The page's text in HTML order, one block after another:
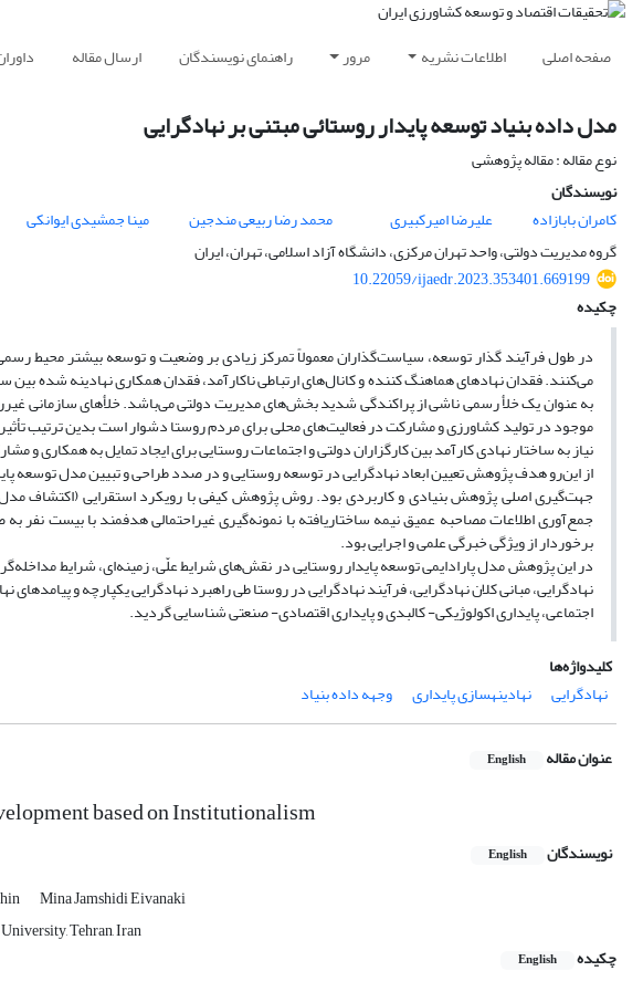
صفحه اصلی اطلاعات نشریه مرور راهنمای نویسندگان ارسال مقاله
مدل داده بنیاد توسعه پایدار روستائی مبتنی بر نهادگرایی
نوع مقاله : مقاله پژوهشی
نویسندگان
کامران بابازاده
علیرضا امیرکبیری محمد رضا ربیعی مندجین
مینا جمشیدی ایوانکی
گروه مدیریت دولتی، واحد تهران مرکزی، دانشگاه آزاد اسلامی، تهران، ایران
10.22059/ijaedr.2023.353401.669199
چکیده
در طول فرآیند گذار توسعه، سیاست‌گذاران معمولاً تمرکز زیادی بر وضعیت و توسعه بیشتر محیط رسمی
می‌کنند. فقدان نهادهای هماهنگ کننده و کانال‌های ارتباطی ناکارآمد، فقدان همکاری نهادینه شده
به عنوان یک خلأ رسمی ناشی از پراکندگی شدید بخش‌های مدیریت دولتی می‌‌باشد. خلأهای سازمانی
موجود در تولید کشاورزی و مشارکت در فعالیت‌های محلی برای مردم روستا دشوار است بدین ترتیب
نیاز به ساختار نهادی کارآمد بین کارگزاران دولتی و اجتماعات روستایی برای ایجاد تمایل به همکاری و
از این‌رو هدف پژوهش تعیین ابعاد نهادگرایی در توسعه روستایی و در صدد طراحی و تبیین مدل‌ توسعه
جهت‌گیری اصلی پژوهش بنیادی و کاربردی بود. روش پژوهش کیفی با رویکرد استقرایی (اکتشاف مدل)
جمع‌آوری اطلاعات مصاحبه عمیق نیمه ساختاریافته با نمونه‌گیری غیراحتمالی هدفمند با بیست
برخوردار از ویژگی خبرگی علمی و اجرایی بود.
در این پژوهش مدل پارادایمی توسعه پایدار روستایی در نقش‌های شرایط علّی، زمینه‌ای، شرایط
نهادگرایی، مبانی کلان نهادگرایی، فرآیند نهادگرایی در روستا طی راهبرد نهادگرایی یکپارچه و
اجتماعی، پایداری اکولوژیکی- کالبدی و پایداری اقتصادی- صنعتی شناسایی گردید.
کلیدواژه‌ها
نهادگرایی
نهادینهسازی پایداری وجهه داده بنیاد
عنوان مقاله English
based on Institutionalism
نویسندگان English
Mina Jamshidi Eivanaki
Tehran, Iran
چکیده
English